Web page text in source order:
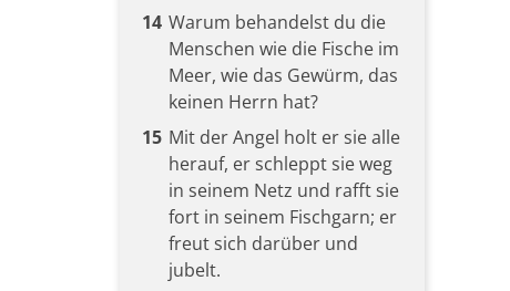
14 Warum behandelst du die
Menschen wie die Fische im
Meer, wie das Gewürm, das
keinen Herrn hat?
15 Mit der Angel holt er sie alle
herauf, er schleppt sie weg
in seinem Netz und rafft sie
fort in seinem Fischgarn; er
freut sich darüber und
jubelt.